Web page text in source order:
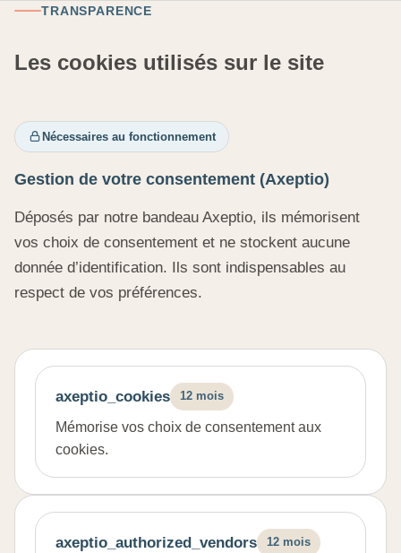
TRANSPARENCE
Les cookies utilisés sur le site
Nécessaires au fonctionnement
Gestion de votre consentement (Axeptio)
Déposés par notre bandeau Axeptio, ils mémorisent
vos choix de consentement et ne stockent aucune
donnée d’identification. Ils sont indispensables au
respect de vos préférences.
axeptio_cookies 12 mois
Mémorise vos choix de consentement aux
cookies.
axeptio_authorized_vendors 12 mois